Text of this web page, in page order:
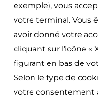
exemple), vous
votre terminal. Vous
avoir donné votre
cliquant sur l’icône «
figurant en bas de
Selon le type de
votre consentement